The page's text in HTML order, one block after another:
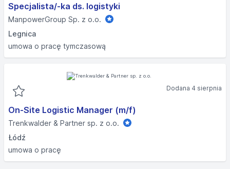
Specjalista/-ka ds. logistyki
ManpowerGroup Sp. z o.o.
Legnica
umowa o pracę tymczasową
On-Site Logistic Manager (m/f)
Trenkwalder & Partner sp. z o.o.
Łódź
umowa o pracę
Dodana 4 sierpnia